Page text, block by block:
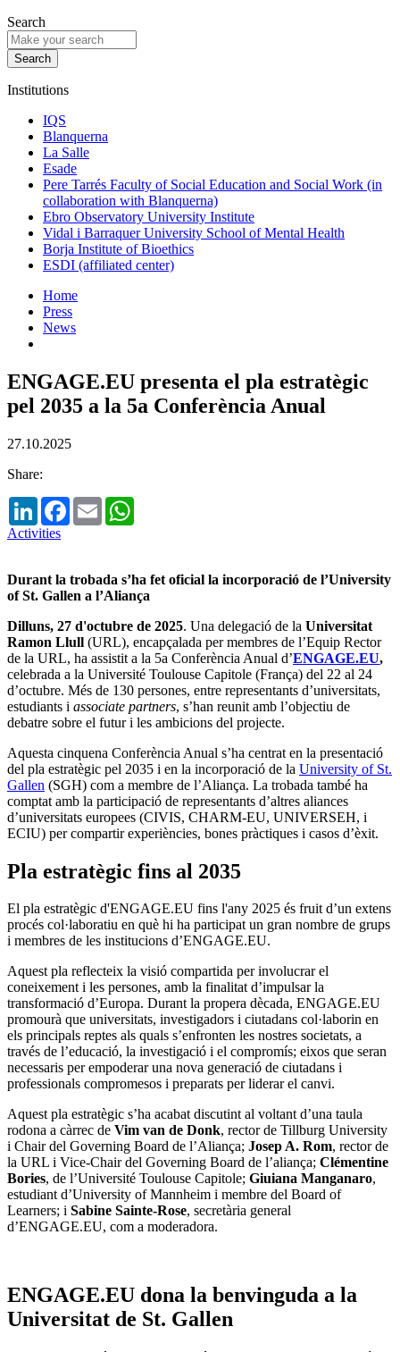
Search
Institutions
IQS
Blanquerna
La Salle
Esade
Pere Tarrés Faculty of Social Education and Social Work (in
collaboration with Blanquerna)
Ebro Observatory University Institute
Vidal i Barraquer University School of Mental Health
Borja Institute of Bioethics
ESDI (affiliated center)
Home
Press
News
ENGAGE.EU presenta el pla estratègic
pel 2035 a la 5a Conferència Anual
27.10.2025
Share:
LinkedInFacebook
Email
Activities
Durant la trobada s’ha fet oficial la incorporació de l’University
of St. Gallen a l’Aliança
Dilluns, 27 d'octubre de 2025. Una delegació de la Universitat
Ramon Llull (URL), encapçalada per membres de l’Equip Rector
de la URL, ha assistit a la 5a Conferència Anual d’ENGAGE.EU,
celebrada a la Université Toulouse Capitole (França) del 22 al 24
d’octubre. Més de 130 persones, entre representants d’universitats,
estudiants i associate partners, s’han reunit amb l’objectiu de
debatre sobre el futur i les ambicions del projecte.
Aquesta cinquena Conferència Anual s’ha centrat en la presentació
del pla estratègic pel 2035 i en la incorporació de la University of St.
Gallen (SGH) com a membre de l’Aliança. La trobada també ha
comptat amb la participació de representants d’altres aliances
d’universitats europees (CIVIS, CHARM-EU, UNIVERSEH, i
ECIU) per compartir experiències, bones pràctiques i casos d’èxit.
Pla estratègic fins al 2035
El pla estratègic d'ENGAGE.EU fins l'any 2025 és fruit d’un extens
procés col·laboratiu en què hi ha participat un gran nombre de grups
i membres de les institucions d’ENGAGE.EU.
Aquest pla reflecteix la visió compartida per involucrar el
coneixement i les persones, amb la finalitat d’impulsar la
transformació d’Europa. Durant la propera dècada, ENGAGE.EU
promourà que universitats, investigadors i ciutadans col·laborin en
els principals reptes als quals s’enfronten les nostres societats, a
través de l’educació, la investigació i el compromís; eixos que seran
necessaris per empoderar una nova generació de ciutadans i
professionals compromesos i preparats per liderar el canvi.
Aquest pla estratègic s’ha acabat discutint al voltant d’una taula
rodona a càrrec de Vim van de Donk, rector de Tillburg University
i Chair del Governing Board de l’Aliança; Josep A. Rom, rector de
la URL i Vice-Chair del Governing Board de l’aliança; Clémentine
Bories, de l’Université Toulouse Capitole; Giuiana Manganaro,
estudiant d’University of Mannheim i membre del Board of
Learners; i Sabine Sainte-Rose, secretària general
d’ENGAGE.EU, com a moderadora.
ENGAGE.EU dona la benvinguda a la
Universitat de St. Gallen